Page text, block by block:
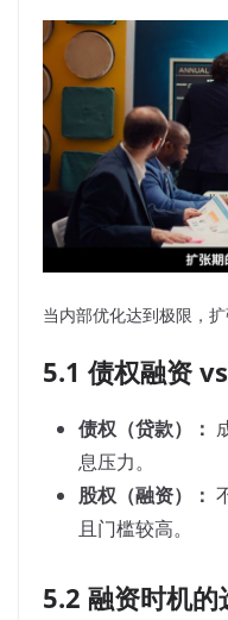
当内部优化达到极限，
5.1 债权融资
债权（贷款）：
息压力。
股权（融资）：
且门槛较高。
5.2 融资时机的